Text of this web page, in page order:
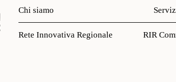
Chi siamo
Rete Innovativa Regionale RIR